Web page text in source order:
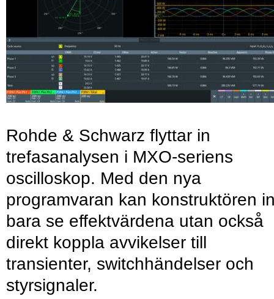
Rohde & Schwarz flyttar in
trefasanalysen i MXO-seriens
oscilloskop. Med den nya
programvaran kan konstruktören
bara se effektvärdena utan också
direkt koppla avvikelser till
transienter, switchhändelser och
styrsignaler.